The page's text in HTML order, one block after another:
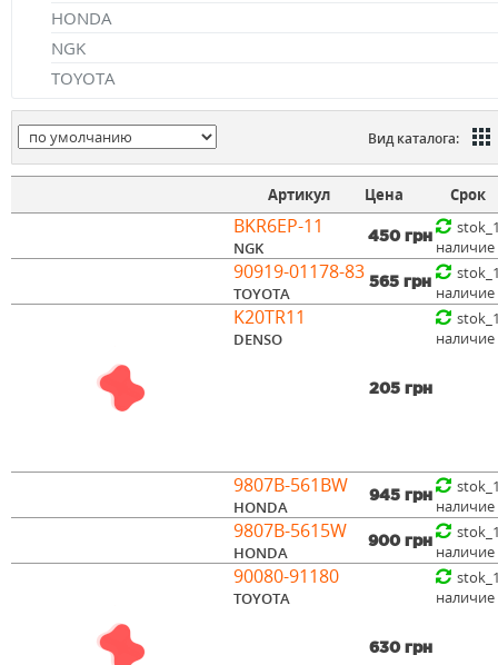
HONDA
NGK
TOYOTA
Вид каталога:
Артикул Цена Срок
BKR6EP-11
NGK
450 грн
наличие
90919-01178-83
TOYOTA
565 грн
наличие
K20TR11
DENSO
205 грн
наличие
9807B-561BW
HONDA
945 грн
наличие
9807B-5615W
HONDA
900 грн
наличие
90080-91180
TOYOTA
630 грн
наличие